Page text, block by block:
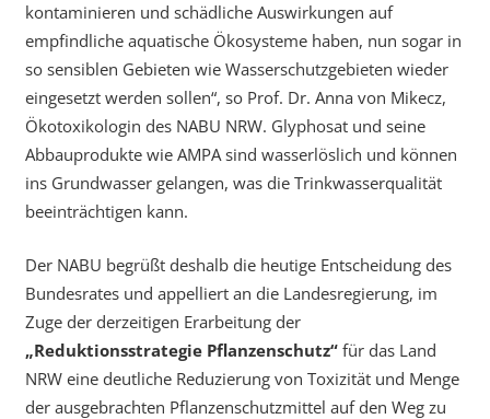
kontaminieren und schädliche Auswirkungen auf
empfindliche aquatische Ökosysteme haben, nun sogar in
so sensiblen Gebieten wie Wasserschutzgebieten wieder
eingesetzt werden sollen“, so Prof. Dr. Anna von Mikecz,
Ökotoxikologin des NABU NRW. Glyphosat und seine
Abbauprodukte wie AMPA sind wasserlöslich und können
ins Grundwasser gelangen, was die Trinkwasserqualität
beeinträchtigen kann.
Der NABU begrüßt deshalb die heutige Entscheidung des
Bundesrates und appelliert an die Landesregierung, im
Zuge der derzeitigen Erarbeitung der
„Reduktionsstrategie Pflanzenschutz“für das Land
NRW eine deutliche Reduzierung von Toxizität und Menge
der ausgebrachten Pflanzenschutzmittel auf den Weg zu